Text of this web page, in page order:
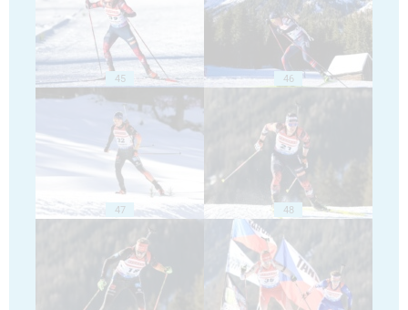
45 46
47 48